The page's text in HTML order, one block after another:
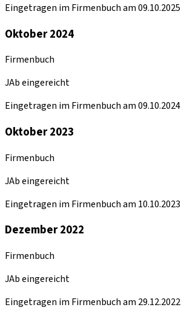
Eingetragen im Firmenbuch am 09.10.2025
Oktober 2024
Firmenbuch
JAb eingereicht
Eingetragen im Firmenbuch am 09.10.2024
Oktober 2023
Firmenbuch
JAb eingereicht
Eingetragen im Firmenbuch am 10.10.2023
Dezember 2022
Firmenbuch
JAb eingereicht
Eingetragen im Firmenbuch am 29.12.2022